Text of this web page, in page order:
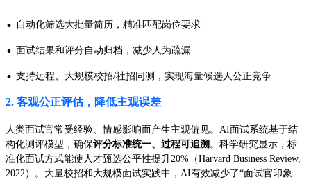
· 自动化筛选大批量简历，精准匹配岗位要求
· 面试结果和评分自动归档，减少人为疏漏
· 支持远程、大规模校招/社招同测，实现海量候选人公正竞争
2. 客观公正评估，降低主观误差
人类面试官常受经验、情感影响而产生主观偏见。AI面试系统基于结
构化测评模型，确保评分标准统一、过程可追溯。科学研究显示，标
准化面试方式能使人才甄选公平性提升20%（Harvard Business Review,
2022）。大量校招和大规模面试实践中，AI有效减少了“面试官印象